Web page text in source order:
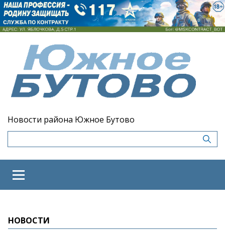
Новости района Южное Бутово
НОВОСТИ